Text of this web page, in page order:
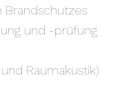
Brandschutzes
und -prüfung
Raumakustik)